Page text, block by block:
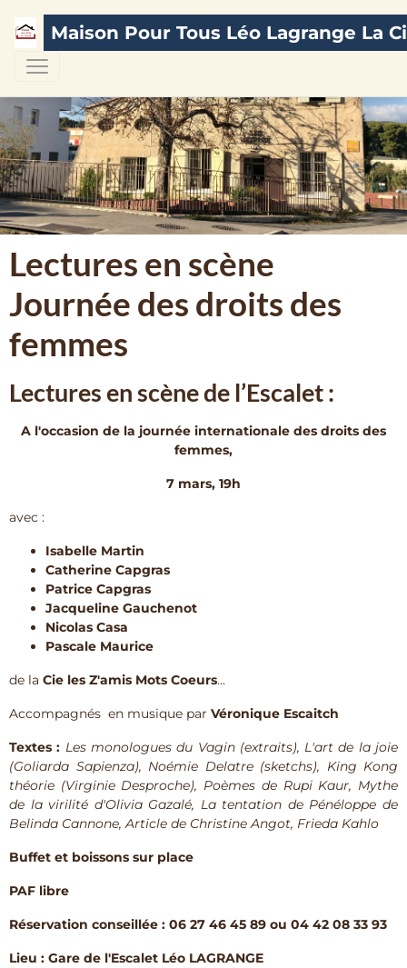
Maison Pour Tous Léo Lagrange La
Lectures en scène
Journée des droits des
femmes
Lectures en scène de l’Escalet :
A l'occasion de la journée internationale des droits des
femmes,
7 mars, 19h
avec :
Isabelle Martin
Catherine Capgras
Patrice Capgras
Jacqueline Gauchenot
Nicolas Casa
Pascale Maurice
de la Cie les Z'amis Mots Coeurs...
Accompagnés en musique par Véronique Escaitch
Textes : Les monologues du Vagin (extraits), L'art de la joie
(Goliarda Sapienza), Noémie Delatre (sketchs), King Kong
théorie (Virginie Desproche), Poèmes de Rupi Kaur, Mythe
de la virilité d'Olivia Gazalé, La tentation de Pénéloppe de
Belinda Cannone, Article de Christine Angot, Frieda Kahlo
Buffet et boissons sur place
PAF libre
Réservation conseillée : 06 27 46 45 89 ou 04 42 08 33 93
Lieu : Gare de l'Escalet Léo LAGRANGE